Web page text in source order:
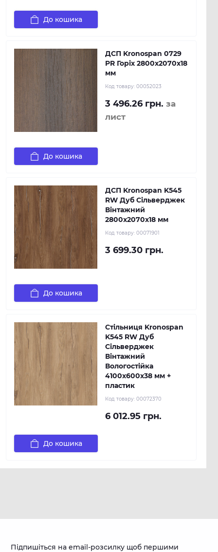
До кошика
ДСП Kronospan 0729
PR Горіх 2800x2070x18
мм
Код товару: 00052023
3 496.26 грн. за
лист
До кошика
ДСП Kronospan K545
RW Дуб Сільверджек
Вінтажний
2800x2070x18 мм
Код товару: 00071901
3 699.30 грн.
До кошика
Стільниця Kronospan
K545 RW Дуб
Сільверджек
Вінтажний
Вологостійка
4100х600х38 мм +
пластик
Код товару: 00072370
6 012.95 грн.
До кошика
Підпишіться на email-розсилку щоб першими